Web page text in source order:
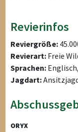
Revierinfos
Reviergröße:
Revierart: Freie
Sprachen:
Jagdart:
ORYX